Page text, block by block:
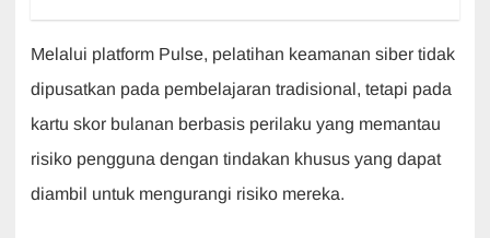
Melalui platform Pulse, pelatihan keamanan siber tidak
dipusatkan pada pembelajaran tradisional, tetapi pada
kartu skor bulanan berbasis perilaku yang memantau
risiko pengguna dengan tindakan khusus yang dapat
diambil untuk mengurangi risiko mereka.